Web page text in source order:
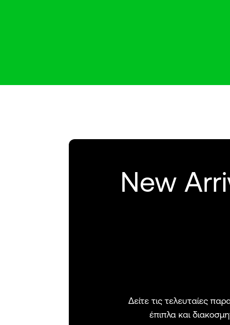
New
Δείτε τις τελευταίες
έπιπλα και